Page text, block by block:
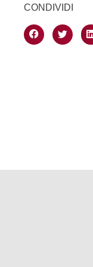
CONDIVIDI